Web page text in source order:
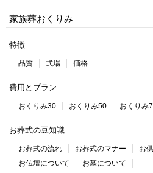
家族葬おくりみ
特徴
品質 式場 価格
費用とプラン
おくりみ30 おくりみ50 おくりみ
お葬式の豆知識
お葬式の流れ お葬式のマナー
お
お仏壇について
お墓について